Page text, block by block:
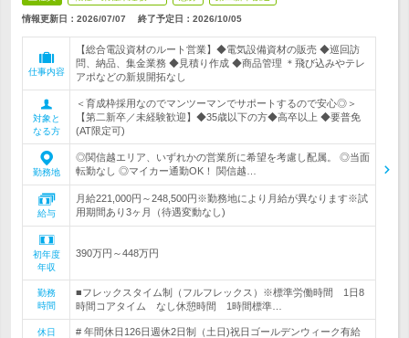
情報更新日：2026/07/07 終了予定日： 2026/10/05
仕事内容
【総合電設資材のルート営業】◆電気設備資材の販売 ◆巡回訪
問、納品、集金業務 ◆見積り作成 ◆商品管理 ＊飛び込みやテレ
アポなどの新規開拓なし
対象と
なる方
＜育成枠採用なのでマンツーマンでサポートするので安心◎＞
【第二新卒／未経験歓迎】◆35歳以下の方◆高卒以上 ◆要普免
(AT限定可)
勤務地
◎関信越エリア、いずれかの営業所に希望を考慮し配属。 ◎当面
転勤なし ◎マイカー通勤OK！ 関信越…
給与
月給221,000円～248,500円※勤務地により月給が異なります※試
用期間あり3ヶ月（待遇変動なし)
初年度
年収
390万円～448万円
勤務
時間
■フレックスタイム制（フルフレックス）※標準労働時間 1日8
時間コアタイム なし休憩時間 1時間標準…
休日
# 年間休日126日週休2日制（土日)祝日ゴールデンウィーク有給